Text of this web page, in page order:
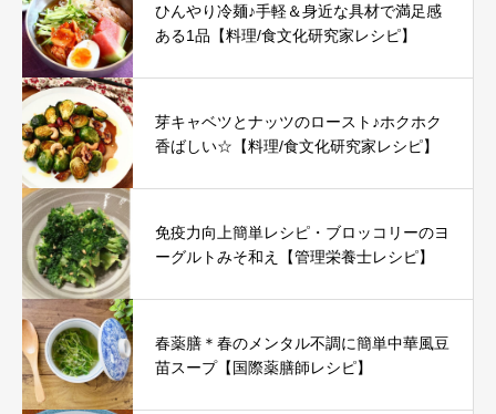
ひんやり冷麺♪手軽＆身近な具材で満足感
ある1品【料理/食文化研究家レシピ】
芽キャベツとナッツのロースト♪ホクホク
香ばしい☆【料理/食文化研究家レシピ】
免疫力向上簡単レシピ・ブロッコリーのヨ
ーグルトみそ和え【管理栄養士レシピ】
春薬膳＊春のメンタル不調に簡単中華風豆
苗スープ【国際薬膳師レシピ】